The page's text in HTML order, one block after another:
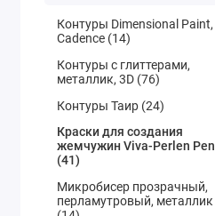
Контуры Dimensional Paint,
Cadence (14)
Контуры с глиттерами,
металлик, 3D (76)
Контуры Таир (24)
Краски для создания
жемчужин Viva-Perlen Pen
(41)
Микробисер прозрачный,
перламутровый, металлик